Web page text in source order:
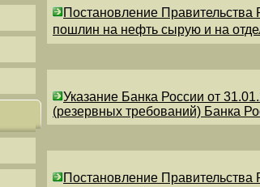
Постановление
пошлин на нефть сырую и на
Указание Банка России от
(резервных требований) Банка
Постановление